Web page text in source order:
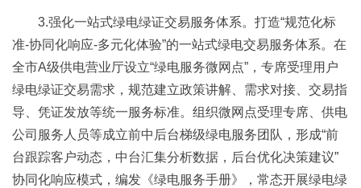
3.强化一站式绿电绿证交易服务体系。打造“规范化标
准-协同化响应-多元化体验”的一站式绿电交易服务体系。在
全市A级供电营业厅设立“绿电服务微网点”，专席受理用户
绿电绿证交易需求，规范建立政策讲解、需求对接、交易指
导、凭证发放等统一服务标准。组织微网点受理专席、供电
公司服务人员等成立前中后台梯级绿电服务团队，形成“前
台跟踪客户动态，中台汇集分析数据，后台优化决策建议”
协同化响应模式，编发《绿电服务手册》，常态开展绿电绿